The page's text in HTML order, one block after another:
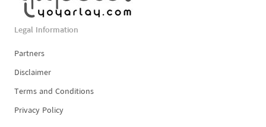
Legal Information
Partners
Disclaimer
Terms and Conditions
Privacy Policy